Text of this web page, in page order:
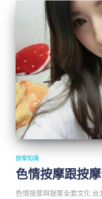
按摩知識
色情按摩跟按
色情按摩與按摩全套文化